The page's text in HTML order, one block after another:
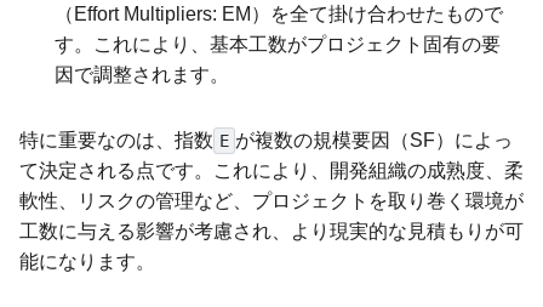
（Effort Multipliers: EM）を全て掛け合わせたもので
す。これにより、基本工数がプロジェクト固有の要
因で調整されます。
特に重要なのは、指数 E が複数の規模要因（SF）によっ
て決定される点です。これにより、開発組織の成熟度、柔
軟性、リスクの管理など、プロジェクトを取り巻く環境が
工数に与える影響が考慮され、より現実的な見積もりが可
能になります。